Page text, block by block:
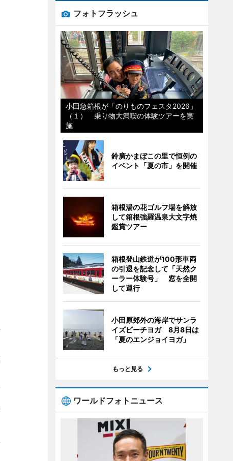
フォトフラッシュ
小田急箱根が「のりものフェスタ2026」
（１） 乗り物大満喫の体験ツアーを実
施
鈴廣かまぼこの里で恒例の
イベント「夏の市」を開催
箱根湯の花ゴルフ場を解放
して箱根強羅温泉大文字焼
鑑賞ツアー
箱根登山鉄道が100形車両
の引退を記念して「天然ク
ーラー体験号」 窓を全開
して運行
小田原郊外の海岸でサンラ
イズビーチヨガ 8月8日は
「夏のエンジョイヨガ」
もっと見る
ワールドフォトニュース